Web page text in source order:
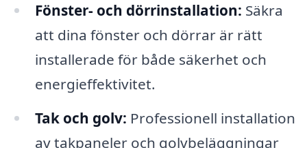
Fönster- och dörrinstallation: Säkra
att dina fönster och dörrar är rätt
installerade för både säkerhet och
energieffektivitet.
Tak och golv: Professionell installation
av takpaneler och golvbeläggningar